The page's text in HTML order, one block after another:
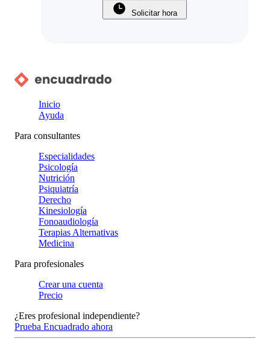
Solicitar hora
Inicio
Ayuda
Para consultantes
Especialidades
Psicología
Nutrición
Psiquiatría
Derecho
Kinesiología
Fonoaudiología
Terapias Alternativas
Medicina
Para profesionales
Crear una cuenta
Precio
¿Eres profesional independiente?
Prueba Encuadrado ahora